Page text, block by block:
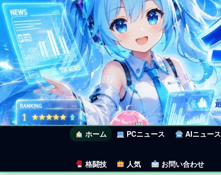
ホーム PCニュース AIニュース
格闘技
人気 お問い合わせ